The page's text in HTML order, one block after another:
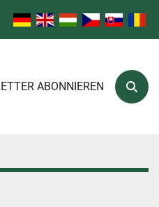
ABONNIEREN